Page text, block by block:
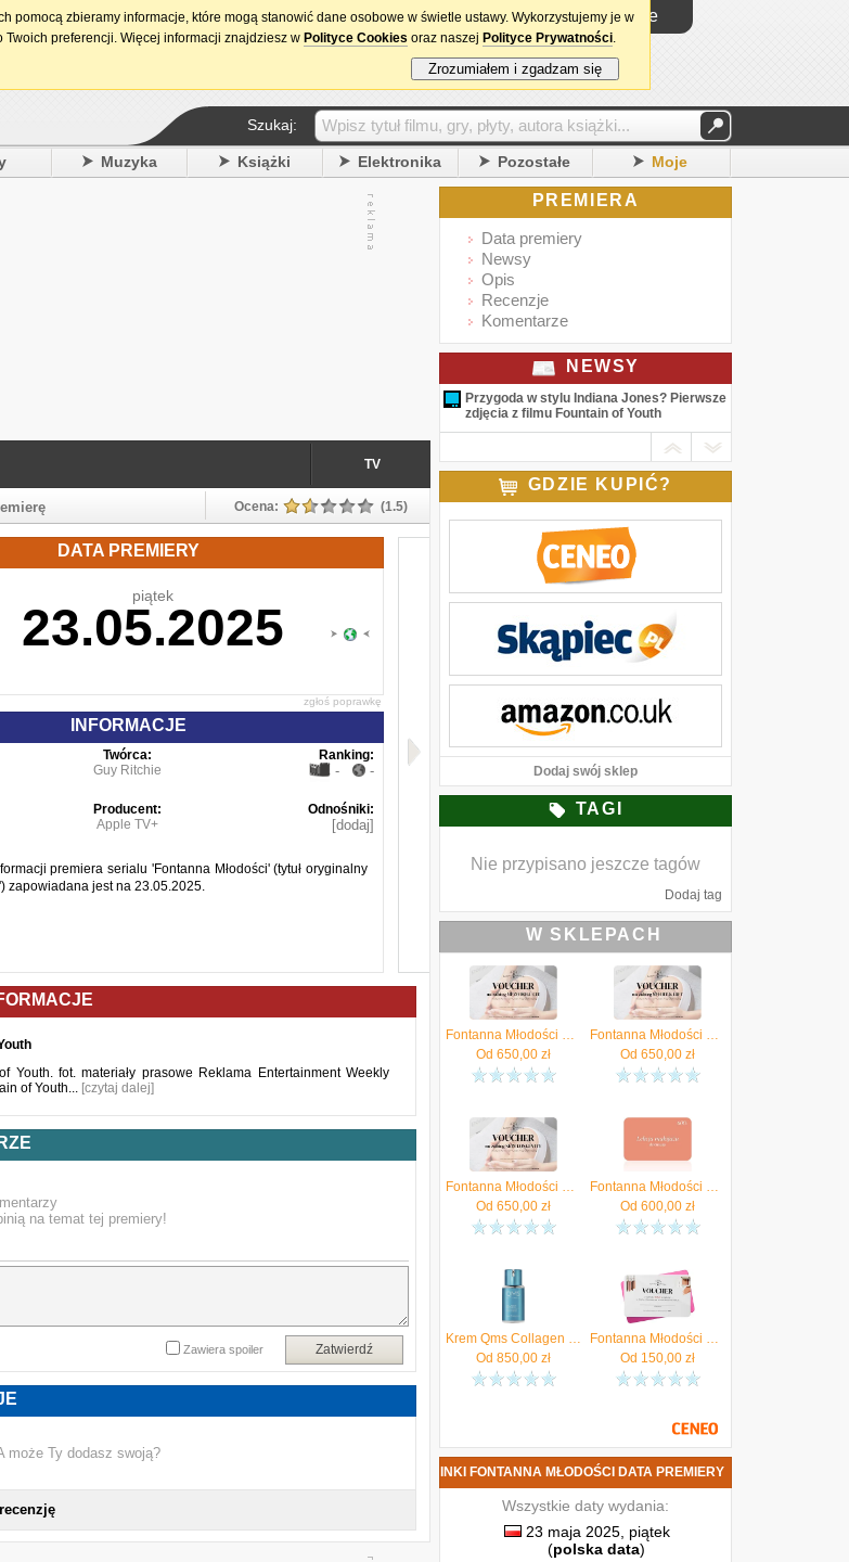
15. urodziny DataPremiery.pl Logowanie
Szukaj:
Muzyka Książki Elektronika Pozostałe Moje
TV
Ocena: (1.5)
DATA PREMIERY
piątek
23.05.2025
zgłoś poprawkę
INFORMACJE
Twórca:
Guy Ritchie
Ranking:
- -
Producent:
Apple TV+
Odnośniki:
[dodaj]
premiera serialu 'Fontanna Młodości' (tytuł oryginalny
zapowiadana jest na 23.05.2025.
fot. materiały prasowe Reklama Entertainment Weekly
of Youth... [czytaj dalej]
na temat tej premiery!
Zatwierdź
Zawiera spoiler
może Ty dodasz swoją?
PREMIERA
Data premiery
Newsy
Opis
Recenzje
Komentarze
NEWSY
Przygoda w stylu Indiana Jones? Pierwsze
zdjęcia z filmu Fountain of Youth
GDZIE KUPIĆ?
Dodaj swój sklep
TAGI
Nie przypisano jeszcze tagów
Dodaj tag
W SKLEPACH
Fontanna Młodości Voucher Na Zabieg Mezo Roll-Cit W Salonie Fontanna Młodości W Warszawie
Od 650,00 zł
Fontanna Młodości Voucher Na Zabieg Smart Lift & Glow W Salonie Fontanna Młodości W Warszawie
Od 650,00 zł
Fontanna Młodości Voucher Na Zabieg Skin Longevity W Salonie Fontanna Młodości W Warszawie
Od 650,00 zł
Fontanna Młodości Sp. Z O.O. Voucher Na Lekcję Makijażu Dziennego Odkryj Swoje Naturalne Piękno Pod Okiem Eksperta
Od 600,00 zł
Krem Qms Collagen Recovery Cream Kolagenowa Fontanna Młodości na dzień i noc 50ml
Od 850,00 zł
Fontanna Młodości Voucher podarunkowy o wartości 150 zł
Od 150,00 zł
NOWE ODCINKI FONTANNA MŁODOŚCI DATA PREMIERY
Wszystkie daty wydania:
23 maja 2025, piątek
(polska data)
pomocą zbieramy informacje, które mogą stanowić dane osobowe w świetle ustawy. Wykorzystujemy je w
preferencji. Więcej informacji znajdziesz w Polityce Cookies oraz naszej Polityce Prywatności.
Zrozumiałem i zgadzam się